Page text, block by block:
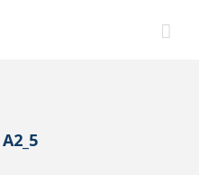
A2_5